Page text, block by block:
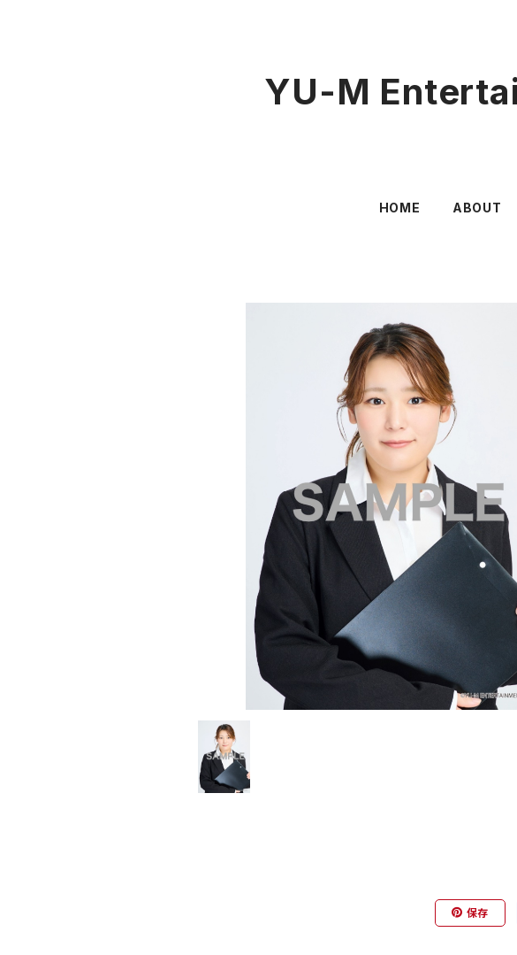
YU-M
HOME ABOUT
保存